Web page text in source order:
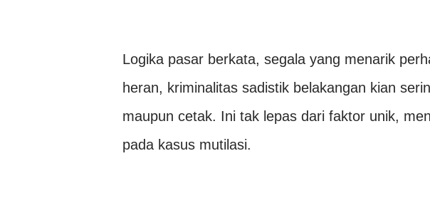
Logika pasar berkata, segala yang menarik
heran, kriminalitas sadistik belakangan kian
maupun cetak. Ini tak lepas dari faktor unik,
pada kasus mutilasi.